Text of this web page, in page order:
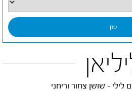
- שושן צחור וריחני